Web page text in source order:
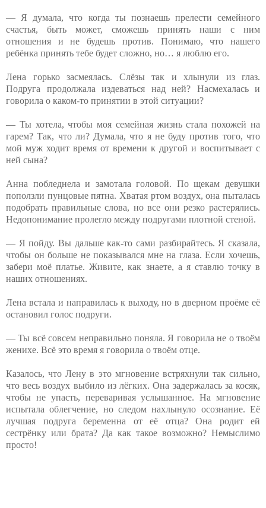
— Я думала, что когда ты познаешь прелести семейного
счастья, быть может, сможешь принять наши с ним
отношения и не будешь против. Понимаю, что нашего
ребёнка принять тебе будет сложно, но… я люблю его.
Лена горько засмеялась. Слёзы так и хлынули из глаз.
Подруга продолжала издеваться над ней? Насмехалась и
говорила о каком-то принятии в этой ситуации?
— Ты хотела, чтобы моя семейная жизнь стала похожей на
гарем? Так, что ли? Думала, что я не буду против того, что
мой муж ходит время от времени к другой и воспитывает с
ней сына?
Анна побледнела и замотала головой. По щекам девушки
поползли пунцовые пятна. Хватая ртом воздух, она пыталась
подобрать правильные слова, но все они резко растерялись.
Недопонимание пролегло между подругами плотной стеной.
— Я пойду. Вы дальше как-то сами разбирайтесь. Я сказала,
чтобы он больше не показывался мне на глаза. Если хочешь,
забери моё платье. Живите, как знаете, а я ставлю точку в
наших отношениях.
Лена встала и направилась к выходу, но в дверном проёме её
остановил голос подруги.
— Ты всё совсем неправильно поняла. Я говорила не о твоём
женихе. Всё это время я говорила о твоём отце.
Казалось, что Лену в это мгновение встряхнули так сильно,
что весь воздух выбило из лёгких. Она задержалась за косяк,
чтобы не упасть, переваривая услышанное. На мгновение
испытала облегчение, но следом нахлынуло осознание. Её
лучшая подруга беременна от её отца? Она родит ей
сестрёнку или брата? Да как такое возможно? Немыслимо
просто!